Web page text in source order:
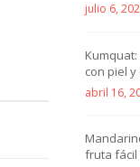
julio 6,
con piel
abril 16,
fruta fácil